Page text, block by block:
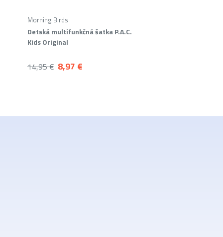
Detská multifunkčná šatka P.A.C.
Kids Original
Morning Birds
8,97 €
14,95 €